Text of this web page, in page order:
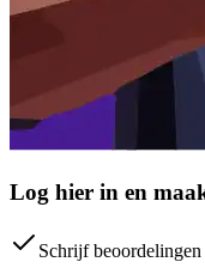
Log hier in en
Schrijf beoordelingen